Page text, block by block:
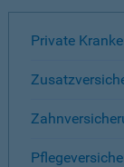
Private